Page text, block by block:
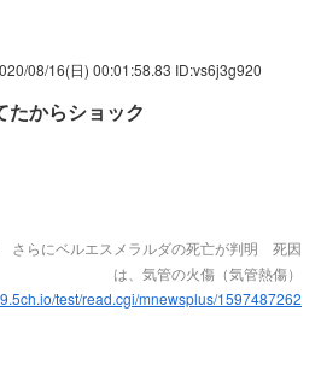
08/16(日) 00:01:58.83 ID:vs6j3g920
たからショック
さらにベルエスメラルダの死亡が判明 死因
は、気管の火傷（気管熱傷）
test/read.cgi/mnewsplus/1597487262